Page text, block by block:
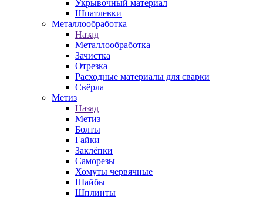
Укрывочный материал
Шпатлевки
Металлообработка
Назад
Металлообработка
Зачистка
Отрезка
Расходные материалы для сварки
Свёрла
Метиз
Назад
Метиз
Болты
Гайки
Заклёпки
Саморезы
Хомуты червячные
Шайбы
Шплинты